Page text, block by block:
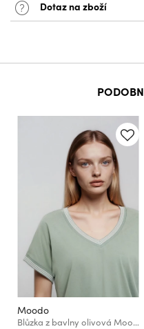
Dotaz na zboží
Moodo
Blůzka z bavlny olivová Moodo